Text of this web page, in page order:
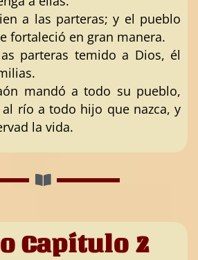
a las parteras; y el pueblo
fortaleció en gran manera.
parteras temido a Dios, él
mandó a todo su pueblo,
al río a todo hijo que nazca, y
la vida.
Capítulo 2